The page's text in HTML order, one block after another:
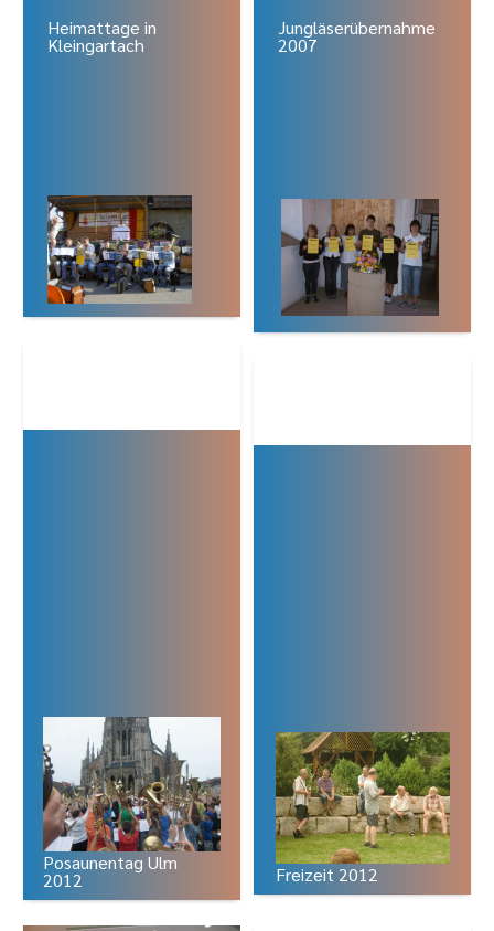
Heimattage in
Kleingartach
Posaunentag Ulm
2012
Jungläserübernahme
2007
Freizeit 2012